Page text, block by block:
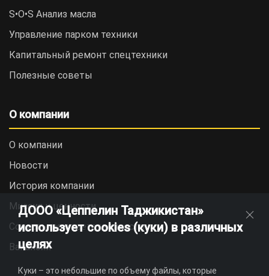
S•O•S Анализ масла
Управление парком техники
Капитальный ремонт спецтехники
Полезные советы
О компании
О компании
Новости
История компании
Миссия и ценности
Социальная ответственность
Вакансии
ДООО «Цеппелин Таджикистан»
использует cookies (куки) в различных
целях
Куки – это небольшие по объему файлы, которые